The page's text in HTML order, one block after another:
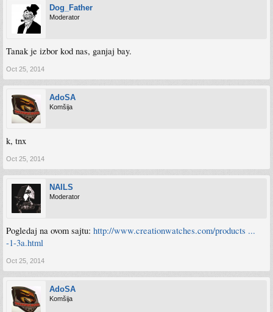
Dog_Father
Moderator
Tanak je izbor kod nas, ganjaj bay.
Oct 25, 2014
AdoSA
Komšija
k, tnx
Oct 25, 2014
NAILS
Moderator
Pogledaj na ovom sajtu: http://www.creationwatches.com/products ...
-1-3a.html
Oct 25, 2014
AdoSA
Komšija